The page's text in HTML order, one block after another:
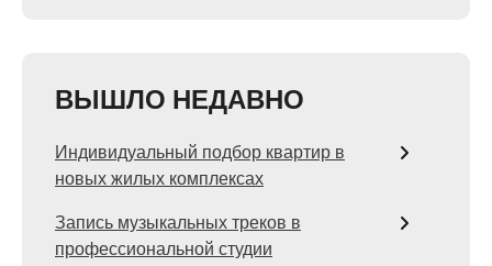
ВЫШЛО НЕДАВНО
Индивидуальный подбор квартир в
новых жилых комплексах
Запись музыкальных треков в
профессиональной студии